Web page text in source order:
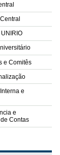
e Comitês
e
e
Contas